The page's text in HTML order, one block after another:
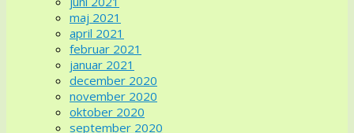
maj 2021
april 2021
februar 2021
januar 2021
december 2020
november 2020
oktober 2020
september 2020